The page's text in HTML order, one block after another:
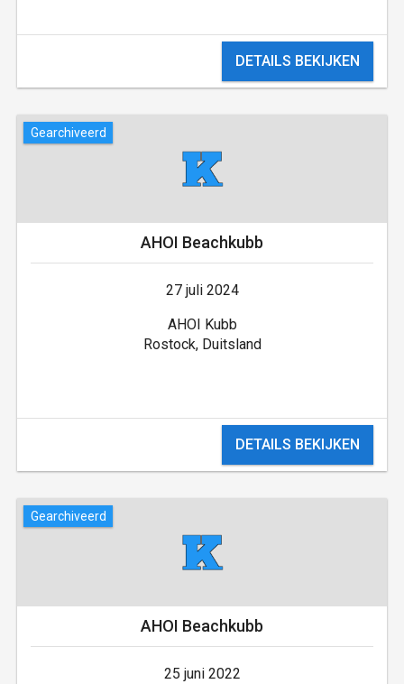
DETAILS BEKIJKEN
Gearchiveerd
AHOI Beachkubb
27 juli 2024
AHOI Kubb
Rostock, Duitsland
DETAILS BEKIJKEN
Gearchiveerd
AHOI Beachkubb
25 juni 2022